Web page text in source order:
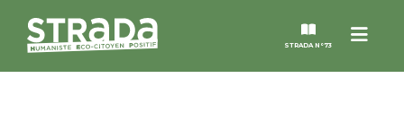
Menu
STRADA N°73